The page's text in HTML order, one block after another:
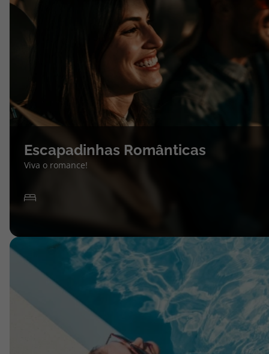
Escapadinhas Românticas
Viva o romance!